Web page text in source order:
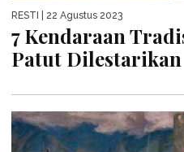
RESTI | 22 Agustus 2023
7 Kendaraan
Patut Dilestarikan